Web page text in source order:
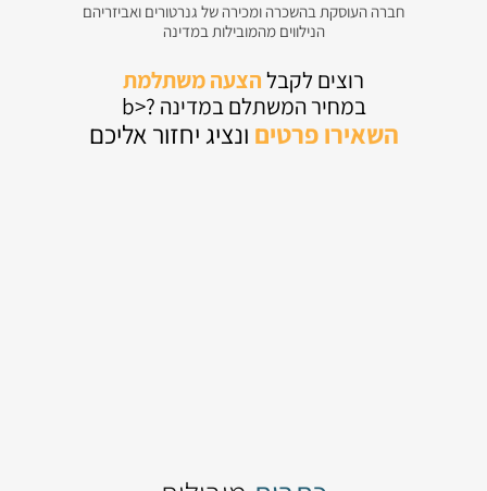
חברה העוסקת בהשכרה ומכירה של גנרטורים ואביזריהם
הנילווים מהמובילות במדינה
רוצים לקבלהצעה משתלמת
במחיר המשתלם במדינה ?<b
השאירו פרטים ונציג יחזור אליכם